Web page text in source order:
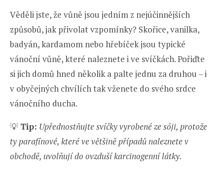
Věděli jste, že vůně jsou jedním z nejúčinnějších
způsobů, jak přivolat vzpomínky? Skořice, vanilka,
badyán, kardamom nebo hřebíček jsou typické
vánoční vůně, které naleznete i ve svíčkách. Pořiďte
si jich domů hned několik a palte jednu za druhou – i
v obyčejných chvílích tak vženete do svého srdce
vánočního ducha.
💡 Tip: Upřednostňujte svíčky vyrobené ze sóji, protože
ty parafínové, které ve většině případů naleznete v
obchodě, uvolňují do ovzduší karcinogenní látky.